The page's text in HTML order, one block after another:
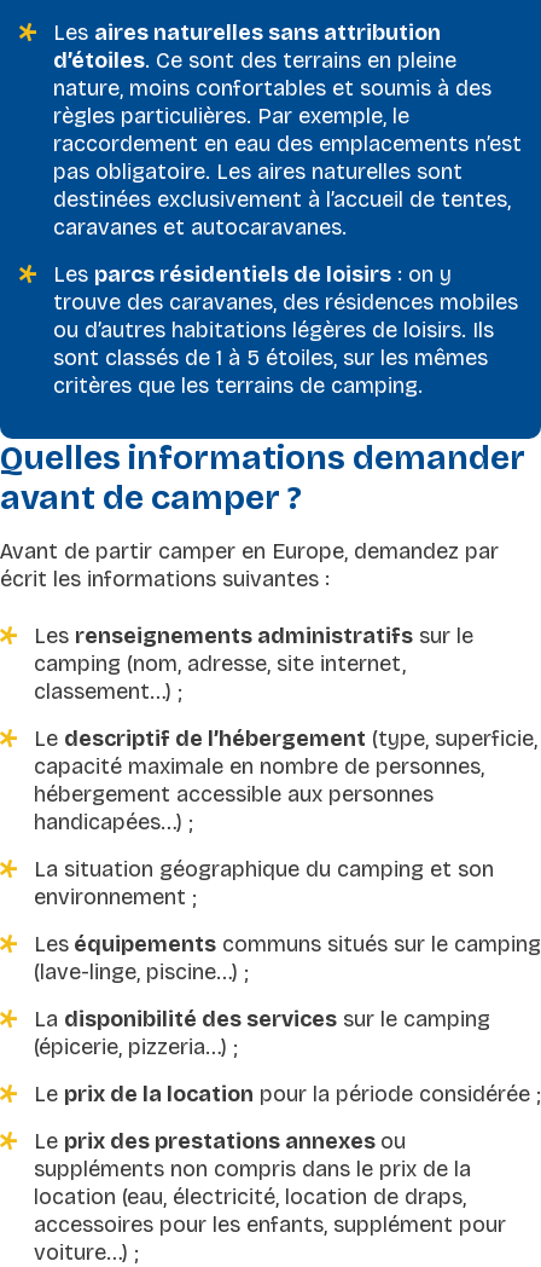
Les aires naturelles sans attribution
d’étoiles. Ce sont des terrains en pleine
nature, moins confortables et soumis à des
règles particulières. Par exemple, le
raccordement en eau des emplacements n’est
pas obligatoire. Les aires naturelles sont
destinées exclusivement à l’accueil de tentes,
caravanes et autocaravanes.
Les parcs résidentiels de loisirs : on y
trouve des caravanes, des résidences mobiles
ou d’autres habitations légères de loisirs. Ils
sont classés de 1 à 5 étoiles, sur les mêmes
critères que les terrains de camping.
Quelles informations demander
avant de camper ?
Avant de partir camper en Europe, demandez par
écrit les informations suivantes :
Les renseignements administratifs sur le
camping (nom, adresse, site internet,
classement…) ;
Le descriptif de l’hébergement (type, superficie,
capacité maximale en nombre de personnes,
hébergement accessible aux personnes
handicapées…) ;
La situation géographique du camping et son
environnement ;
Les équipements communs situés sur le camping
(lave-linge, piscine…) ;
La disponibilité des services sur le camping
(épicerie, pizzeria…) ;
Le prix de la location pour la période considérée ;
Le prix des prestations annexes ou
suppléments non compris dans le prix de la
location (eau, électricité, location de draps,
accessoires pour les enfants, supplément pour
voiture…) ;